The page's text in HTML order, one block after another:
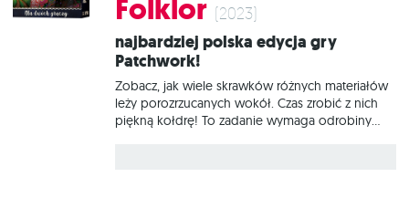
Prezydenta Jeffersona – 20 czerwca 1803 r. Celem
biegu i połączenia z wodami Oceanu
Spokojnego w nadziei na znalezienie możliwie
najłatwiejszej i praktycznej drogi wodnej w
Folklor (2023)
Najbardziej polska edycja gry
Patchwork!
Zobacz, jak wiele skrawków różnych materiałów
leży porozrzucanych wokół. Czas zrobić z nich
piękną kołdrę! To zadanie wymaga odrobiny